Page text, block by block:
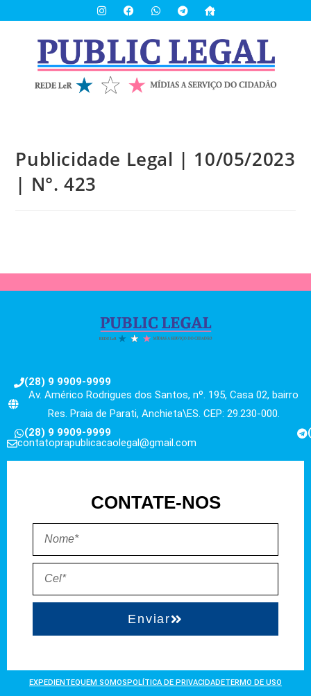
Publicidade Legal | 10/05/2023
| N°. 423
(28) 9 9909-9999
Av. Américo Rodrigues dos Santos, nº. 195, Casa 02, bairro
Res. Praia de Parati, Anchieta\ES. CEP: 29.230-000.
(28) 9 9909-9999
contatoprapublicacaolegal@gmail.com
CONTATE-NOS
Enviar
EXPEDIENTEQUEM SOMOSPOLÍTICA DE PRIVACIDADETERMO DE USO